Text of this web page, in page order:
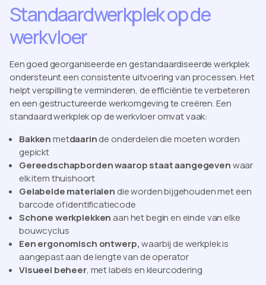
Standaardwerkplek op de
werkvloer
Een goed georganiseerde en gestandaardiseerde werkplek
ondersteunt een consistente uitvoering van processen. Het
helpt verspilling te verminderen, de efficiëntie te verbeteren
en een gestructureerde werkomgeving te creëren. Een
standaard werkplek op de werkvloer omvat vaak:
Bakkenmetdaarinde onderdelen die moeten worden
gepickt
Gereedschapborden waarop staat aangegevenwaar
elk item thuishoort
Gelabelde materialen die worden bijgehouden met een
barcode of identificatiecode
Schone werkplekken aan het begin en einde van elke
bouwcyclus
Een ergonomisch ontwerp,waarbij de werkplek is
aangepast aan de lengte van de operator
Visueel beheer, met labels en kleurcodering